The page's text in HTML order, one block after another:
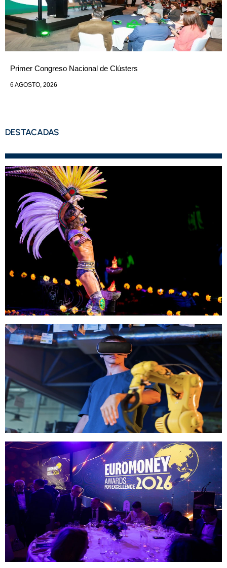
Primer Congreso Nacional de Clústers
6 AGOSTO, 2026
DESTACADAS